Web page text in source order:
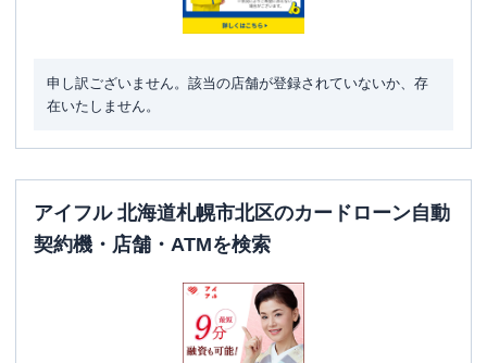
申し訳ございません。該当の店舗が登録されていないか、存
在いたしません。
アイフル 北海道札幌市北区のカードローン自動
契約機・店舗・ATMを検索